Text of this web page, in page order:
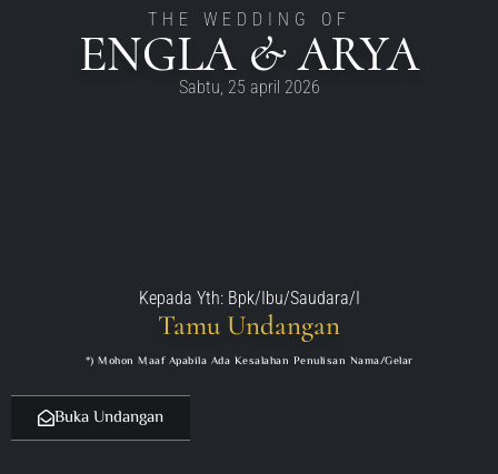
THE WEDDING OF
ENGLA & ARYA
Sabtu, 25 april 2026
Kepada Yth: Bpk/Ibu/Saudara/I
Tamu Undangan
*) Mohon Maaf Apabila Ada Kesalahan Penulisan Nama/gelar
Buka Undangan